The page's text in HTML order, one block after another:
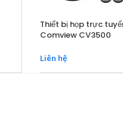
Thiết bị họp trực
Comview CV3500
Liên hệ